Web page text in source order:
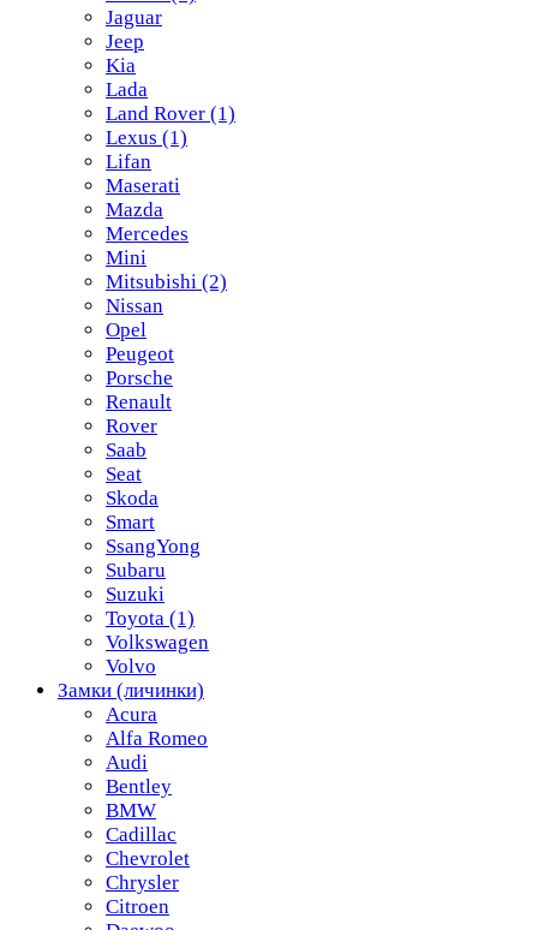
Jaguar
Jeep
Kia
Lada
Land Rover (1)
Lexus (1)
Lifan
Maserati
Mazda
Mercedes
Mini
Mitsubishi (2)
Nissan
Opel
Peugeot
Porsche
Renault
Rover
Saab
Seat
Skoda
Smart
SsangYong
Subaru
Suzuki
Toyota (1)
Volkswagen
Volvo
Замки (личинки)
Acura
Alfa Romeo
Audi
Bentley
BMW
Cadillac
Chevrolet
Chrysler
Citroen